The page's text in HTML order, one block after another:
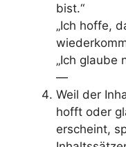
bist.“
„Ich hoffe,
„Ich glaube
—
Weil der
hofft oder
erscheint,